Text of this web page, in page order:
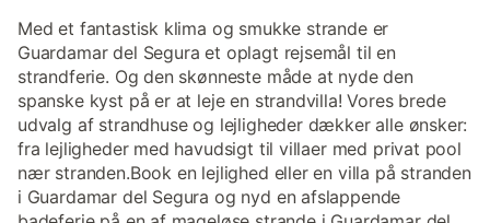
Med et fantastisk klima og smukke strande er
Guardamar del Segura et oplagt rejsemål til en
strandferie. Og den skønneste måde at nyde den
spanske kyst på er at leje en strandvilla! Vores brede
udvalg af strandhuse og lejligheder dækker alle ønsker:
fra lejligheder med havudsigt til villaer med privat pool
nær stranden.Book en lejlighed eller en villa på stranden
i Guardamar del Segura og nyd en afslappende